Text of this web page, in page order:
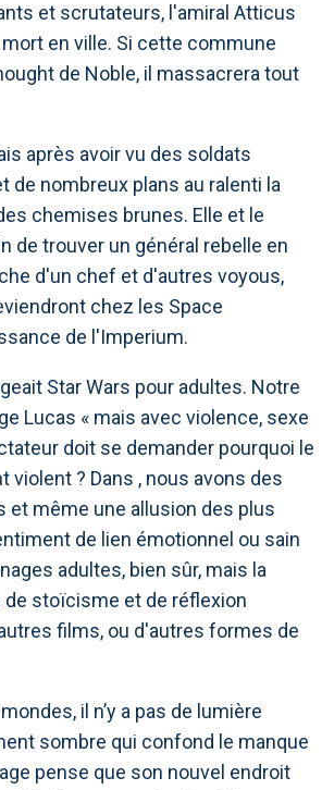
et scrutateurs, l'amiral Atticus
en ville. Si cette commune
de Noble, il massacrera tout
après avoir vu des soldats
de nombreux plans au ralenti la
chemises brunes. Elle et le
de trouver un général rebelle en
d'un chef et d'autres voyous,
chez les Space
de l'Imperium.
Star Wars pour adultes. Notre
Lucas « mais avec violence, sexe
doit se demander pourquoi le
? Dans , nous avons des
et même une allusion des plus
de lien émotionnel ou sain
adultes, bien sûr, mais la
stoïcisme et de réflexion
films, ou d'autres formes de
il n’y a pas de lumière
sombre qui confond le manque
pense que son nouvel endroit